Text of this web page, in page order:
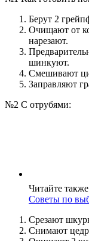
Берут 2
Очищают от
нарезают.
шинкуют.
Смешивают
Заправляют
№2 С отрубями:
Читайте
Советы по
Срезают
Снимают